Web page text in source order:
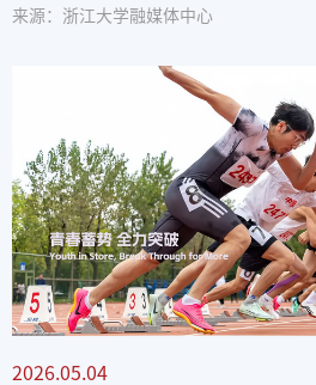
来源：浙江大学融媒体中心
2026.05.04